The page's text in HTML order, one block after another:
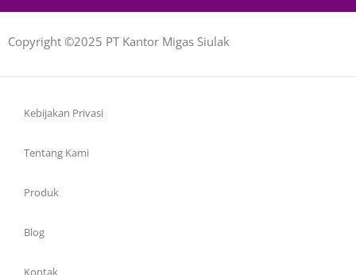
Copyright ©2025 PT Kantor Migas Siulak
Kebijakan Privasi
Tentang Kami
Produk
Blog
Kontak